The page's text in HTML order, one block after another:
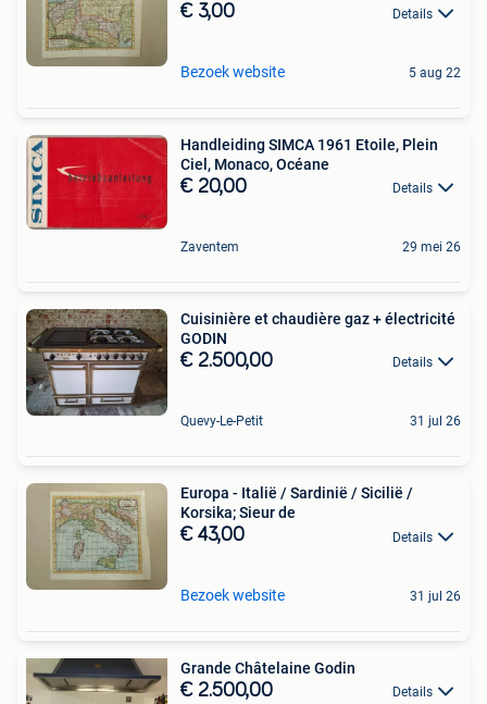
€ 3,00 Details
Bezoek website 5 aug 22
Handleiding SIMCA 1961 Etoile, Plein
Ciel, Monaco, Océane
€ 20,00 Details
Zaventem 29 mei 26
Cuisinière et chaudière gaz + électricité
GODIN
€ 2.500,00 Details
Quevy-Le-Petit 31 jul 26
Europa - Italië / Sardinië / Sicilië /
Korsika; Sieur de
€ 43,00 Details
Bezoek website 31 jul 26
Grande Châtelaine Godin
€ 2.500,00 Details